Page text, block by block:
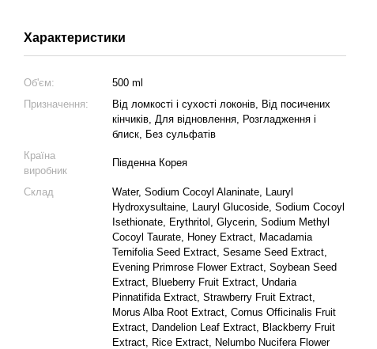
Характеристики
Об'єм:
500 ml
Призначення:
Від ломкості і сухості локонів, Від посичених
кінчиків, Для відновлення, Розгладження і
блиск, Без сульфатів
Країна
виробник
Південна Корея
Склад
Water, Sodium Cocoyl Alaninate, Lauryl
Hydroxysultaine, Lauryl Glucoside, Sodium Cocoyl
Isethionate, Erythritol, Glycerin, Sodium Methyl
Cocoyl Taurate, Honey Extract, Macadamia
Ternifolia Seed Extract, Sesame Seed Extract,
Evening Primrose Flower Extract, Soybean Seed
Extract, Blueberry Fruit Extract, Undaria
Pinnatifida Extract, Strawberry Fruit Extract,
Morus Alba Root Extract, Cornus Officinalis Fruit
Extract, Dandelion Leaf Extract, Blackberry Fruit
Extract, Rice Extract, Nelumbo Nucifera Flower